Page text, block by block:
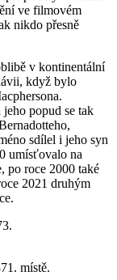
ve filmovém
nikdo přesně
v kontinentální
když bylo
popud se tak
sdílel i jeho syn
umísťovalo na
po roce 2000 také
2021 druhým
místě.